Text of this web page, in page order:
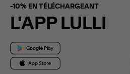
-10% EN TÉLÉCHARGEANT
L'APP LULLI